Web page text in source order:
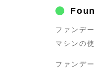
ファンデ
マシンの
ファンデ